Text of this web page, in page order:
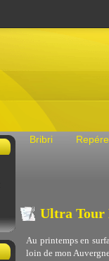
Bribri
Ultra Tour
Au printemps en
loin de mon